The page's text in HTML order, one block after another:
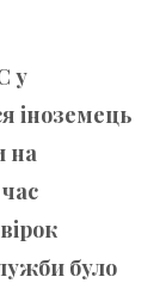
у
іноземець
на
було